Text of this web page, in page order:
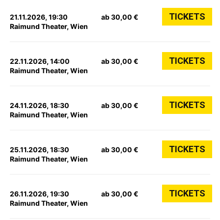
21.11.2026, 19:30
Raimund Theater, Wien
ab 30,00 € TICKETS
22.11.2026, 14:00
Raimund Theater, Wien
ab 30,00 € TICKETS
24.11.2026, 18:30
Raimund Theater, Wien
ab 30,00 € TICKETS
25.11.2026, 18:30
Raimund Theater, Wien
ab 30,00 € TICKETS
26.11.2026, 19:30
Raimund Theater, Wien
ab 30,00 € TICKETS